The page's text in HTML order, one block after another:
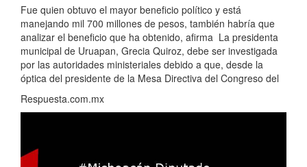
Fue quien obtuvo el mayor beneficio político y está
manejando mil 700 millones de pesos, también habría que
analizar el beneficio que ha obtenido, afirma La presidenta
municipal de Uruapan, Grecia Quiroz, debe ser investigada
por las autoridades ministeriales debido a que, desde la
óptica del presidente de la Mesa Directiva del Congreso del
Respuesta.com.mx